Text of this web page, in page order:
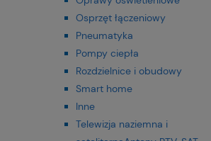
Osprzęt łączeniowy
Pneumatyka
Pompy ciepła
Rozdzielnice i obudowy
Smart home
Inne
Telewizja naziemna i